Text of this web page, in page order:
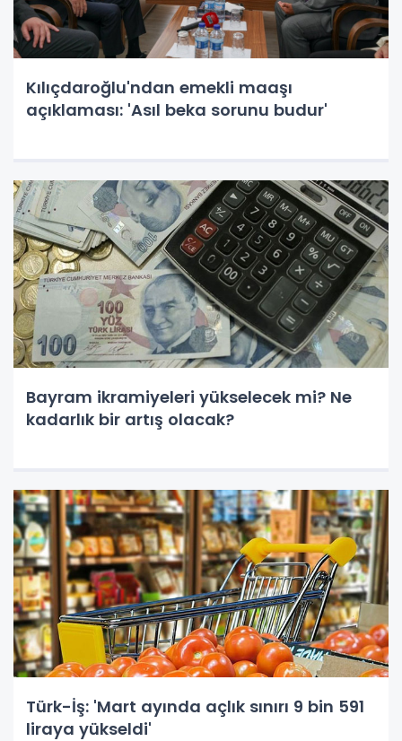
Kılıçdaroğlu'ndan emekli maaşı
açıklaması: 'Asıl beka sorunu budur'
Bayram ikramiyeleri yükselecek mi? Ne
kadarlık bir artış olacak?
Türk-İş: 'Mart ayında açlık sınırı 9 bin 591
liraya yükseldi'